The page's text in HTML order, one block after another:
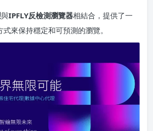
與IPFLY反檢測瀏覽器相結合，提供了一
來保持穩定和可預測的瀏覽。